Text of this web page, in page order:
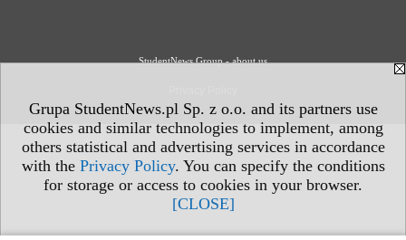
Grupa StudentNews.pl Sp. z o.o. and its partners use
cookies and similar technologies to implement, among
others statistical and advertising services in accordance
with the Privacy Policy. You can specify the conditions
for storage or access to cookies in your browser.
[CLOSE]
StudentNews Group - about us